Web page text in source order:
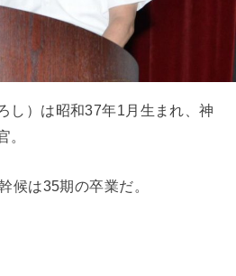
し）は昭和37年1月生まれ、神
。
候は35期の卒業だ。